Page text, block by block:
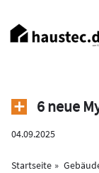
zum
Inhalt
6 neue
04.09.2025
Startseite